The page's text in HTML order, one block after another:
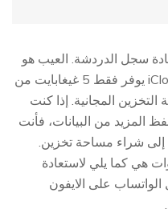
سجل الدردشة. العيب هو
أن iCloud يوفر فقط 5 غيغابايت من
المجانية. إذا كنت
المزيد من البيانات، فأنت
إلى شراء مساحة تخزين.
هي كما يلي لاستعادة
الواتساب على الايفون